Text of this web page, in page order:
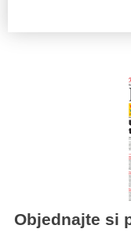
Objednajte si